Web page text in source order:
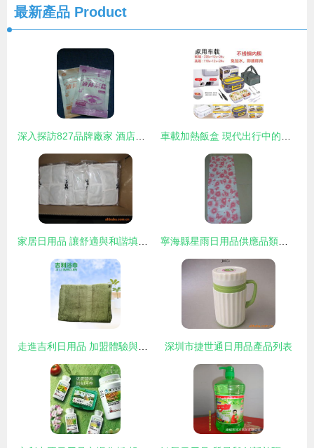
最新產品 Product
深圳市捷世通日用品產品列表